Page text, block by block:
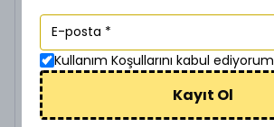
₺ 280.00
Kullanım Koşullarını kabul ediyorum
Kayıt Ol